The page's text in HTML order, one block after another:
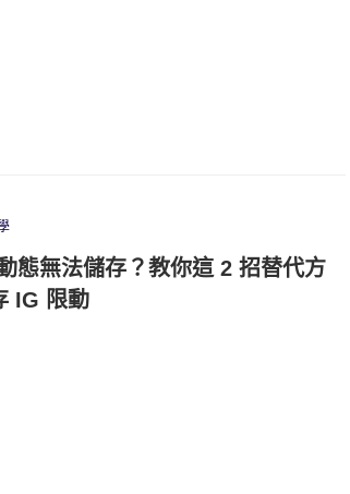
態無法儲存？教你這 2 招替代方
IG 限動